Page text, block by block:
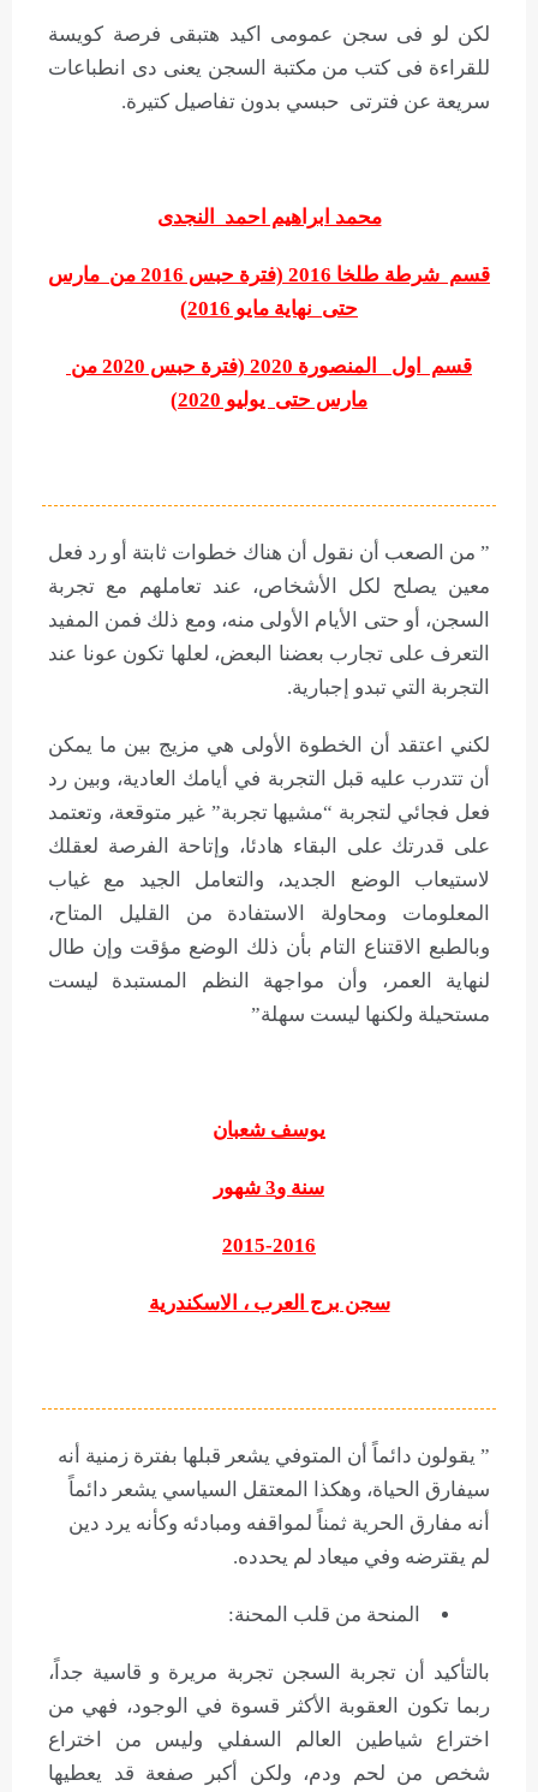
لكن لو فى سجن عمومى اكيد هتبقى فرصة كويسة
للقراءة فى كتب من مكتبة السجن يعنى دى انطباعات
سريعة عن فترتى حبسي بدون تفاصيل كتيرة.
محمد ابراهيم احمد النجدى
قسم شرطة طلخا 2016 (فترة حبس 2016 من مارس
حتى نهاية مايو 2016)
قسم اول المنصورة 2020 (فترة حبس 2020 من
مارس حتى يوليو 2020)
” من الصعب أن نقول أن هناك خطوات ثابتة أو رد فعل
معين يصلح لكل الأشخاص، عند تعاملهم مع تجربة
السجن، أو حتى الأيام الأولى منه، ومع ذلك فمن المفيد
التعرف على تجارب بعضنا البعض، لعلها تكون عونا عند
التجربة التي تبدو إجبارية.
لكني اعتقد أن الخطوة الأولى هي مزيج بين ما يمكن
أن تتدرب عليه قبل التجربة في أيامك العادية، وبين رد
فعل فجائي لتجربة “مشيها تجربة” غير متوقعة، وتعتمد
على قدرتك على البقاء هادئا، وإتاحة الفرصة لعقلك
لاستيعاب الوضع الجديد، والتعامل الجيد مع غياب
المعلومات ومحاولة الاستفادة من القليل المتاح،
وبالطبع الاقتناع التام بأن ذلك الوضع مؤقت وإن طال
لنهاية العمر، وأن مواجهة النظم المستبدة ليست
مستحيلة ولكنها ليست سهلة”
يوسف شعبان
سنة و3 شهور
2015-2016
سجن برج العرب ، الاسكندرية
” يقولون دائماً أن المتوفي يشعر قبلها بفترة زمنية أنه
سيفارق الحياة، وهكذا المعتقل السياسي يشعر دائماً
أنه مفارق الحرية ثمناً لمواقفه ومبادئه وكأنه يرد دين
لم يقترضه وفي ميعاد لم يحدده.
المنحة من قلب المحنة:
بالتأكيد أن تجربة السجن تجربة مريرة و قاسية جداً،
ربما تكون العقوبة الأكثر قسوة في الوجود، فهي من
اختراع شياطين العالم السفلي وليس من اختراع
شخص من لحم ودم، ولكن أكبر صفعة قد يعطيها